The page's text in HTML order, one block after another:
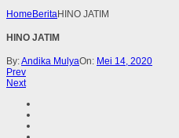
Home BeritaHINO JATIM
HINO JATIM
By:Andika MulyaOn: Mei 14, 2020
Prev
Next